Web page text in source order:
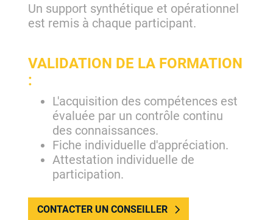
Un support synthétique et opérationnel
est remis à chaque participant.
VALIDATION DE LA FORMATION
:
L'acquisition des compétences est
évaluée par un contrôle continu
des connaissances.
Fiche individuelle d'appréciation.
Attestation individuelle de
participation.
CONTACTER UN CONSEILLER